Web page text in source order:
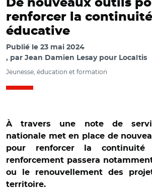
De nouveaux outils
renforcer la continuité
éducative
Publié le 23 mai 2024
par Jean Damien Lesay pour Localtis
Jeunesse, éducation et formation
À travers une note de
nationale met en place de
pour renforcer la continuité
renforcement passera
ou le renouvellement des
territoire.